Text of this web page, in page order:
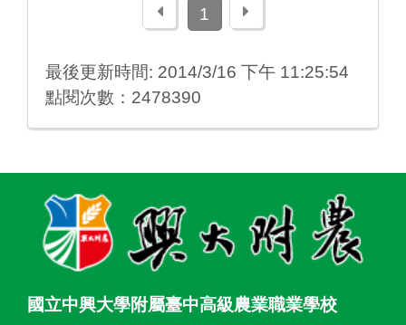
上一頁1 下一頁
最後更新時間: 2014/3/16 下午 11:25:54
點閱次數：2478390
國立中興大學附屬臺中高級農業職業學校